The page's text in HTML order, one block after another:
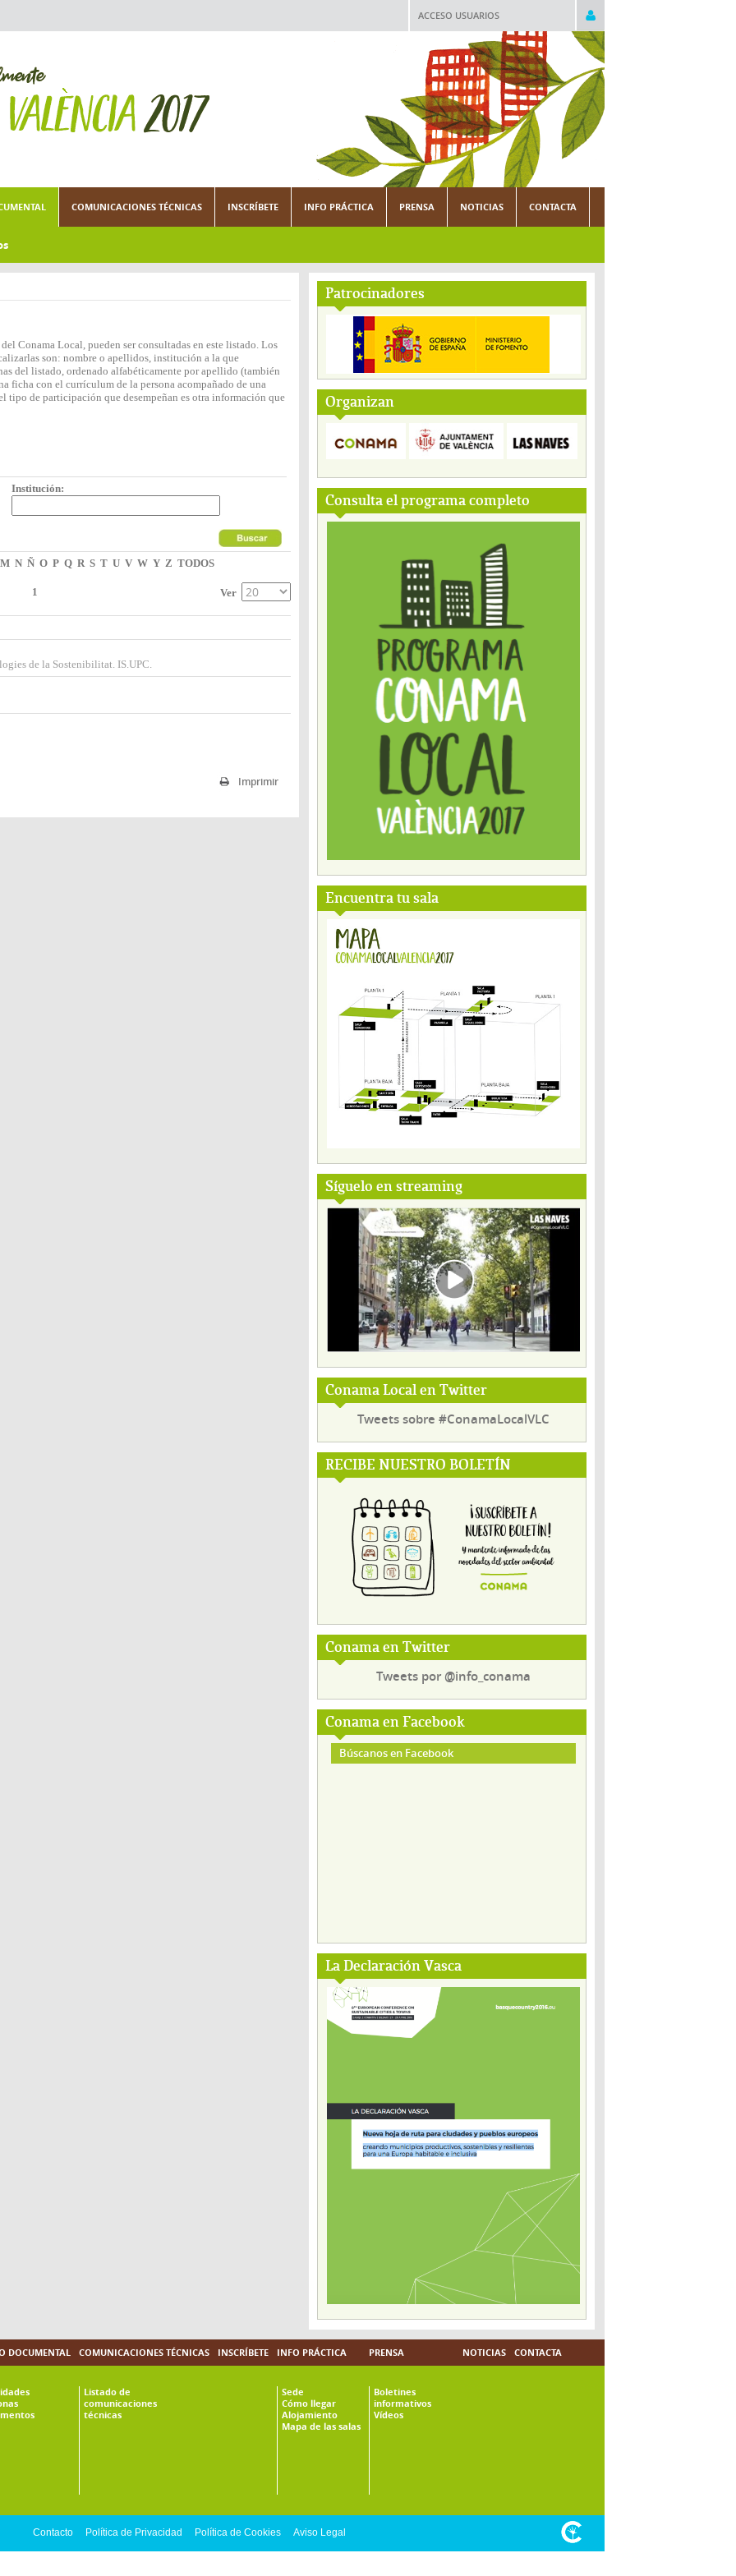
ACCESO USUARIOS
COMUNICACIONES TÉCNICAS INSCRÍBETE INFO PRÁCTICA PRENSA NOTICIAS CONTACTA
Patrocinadores
Organizan
Consulta el programa completo
Encuentra tu sala
Síguelo en streaming
Conama Local en Twitter
Tweets sobre #ConamaLocalVLC
RECIBE NUESTRO BOLETÍN
Conama en Twitter
Tweets por @info_conama
Conama en Facebook
Búscanos en Facebook
La Declaración Vasca
Conama Local, pueden ser consultadas en este listado. Los
son: nombre o apellidos, institución a la que
del listado, ordenado alfabéticamente por apellido (también
ficha con el currículum de la persona acompañado de una
tipo de participación que desempeñan es otra información que
Institución:
M N Ñ O P Q R S T U V W Y Z TODOS
1 Ver
de la Sostenibilitat. IS.UPC.
Imprimir
DOCUMENTAL COMUNICACIONES TÉCNICAS
Listado de
comunicaciones
técnicas
INSCRÍBETE INFO PRÁCTICA
Sede
Cómo llegar
Alojamiento
Mapa de las salas
PRENSA
Boletines
informativos
Vídeos
NOTICIAS CONTACTA
Contacto Política de Privacidad Política de Cookies Aviso Legal